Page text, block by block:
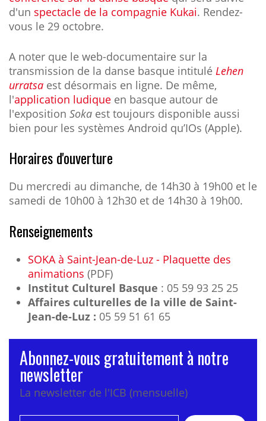
d'un spectacle de la compagnie Kukai. Rendez-
vous le 29 octobre.
A noter que le web-documentaire sur la
transmission de la danse basque intitulé Lehen
urratsa est désormais en ligne. De même,
l'application ludique en basque autour de
l'exposition Soka est toujours disponible aussi
bien pour les systèmes Android qu’IOs (Apple).
Horaires d'ouverture
Du mercredi au dimanche, de 14h30 à 19h00 et le
samedi de 10h00 à 12h30 et de 14h30 à 19h00.
Renseignements
SOKA à Saint-Jean-de-Luz - Plaquette des
animations (PDF)
Institut Culturel Basque : 05 59 93 25 25
Affaires culturelles de la ville de Saint-
Jean-de-Luz : 05 59 51 61 65
Abonnez-vous gratuitement à notre
newsletter
La newsletter de l'ICB (mensuelle)